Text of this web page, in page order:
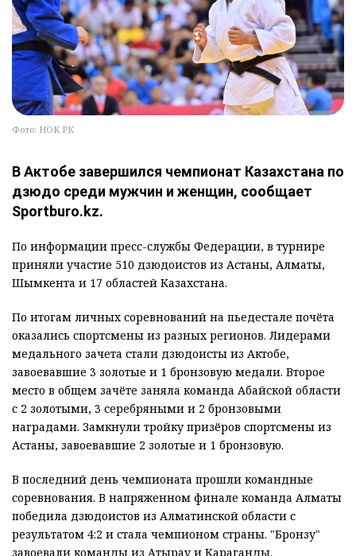
Фото: НОК РК
В Актобе завершился чемпионат Казахстана по
дзюдо среди мужчин и женщин, сообщает
Sportburo.kz.
По информации пресс-службы Федерации, в турнире
приняли участие 510 дзюдоистов из Астаны, Алматы,
Шымкента и 17 областей Казахстана.
По итогам личных соревнований на пьедестале почёта
оказались спортсмены из разных регионов. Лидерами
медального зачета стали дзюдоисты из Актобе,
завоевавшие 3 золотые и 1 бронзовую медали. Второе
место в общем зачёте заняла команда Абайской области
с 2 золотыми, 3 серебряными и 2 бронзовыми
наградами. Замкнули тройку призёров спортсмены из
Астаны, завоевавшие 2 золотые и 1 бронзовую.
В последний день чемпионата прошли командные
соревнования. В напряженном финале команда Алматы
победила дзюдоистов из Алматинской области с
результатом 4:2 и стала чемпионом страны. "Бронзу"
завоевали команды из Атырау и Караганды.